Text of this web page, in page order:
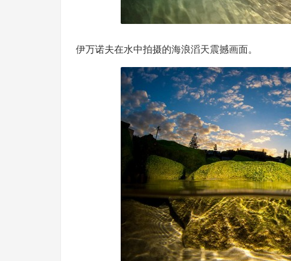
伊万诺夫在水中拍摄的海浪滔天震撼画面。